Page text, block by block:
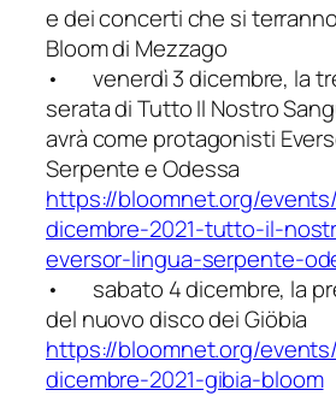
e dei concerti che si
Bloom di Mezzago
• venerdì 3 dicembre, la
serata di Tutto Il Nostro
avrà come protagonisti
Serpente e Odessa
https://bloomnet.org/
dicembre-2021-tutto-il-no
eversor-lingua-serpente-
• sabato 4 dicembre, la
del nuovo disco dei Giöbia
https://bloomnet.org/
dicembre-2021-gibia-bloom